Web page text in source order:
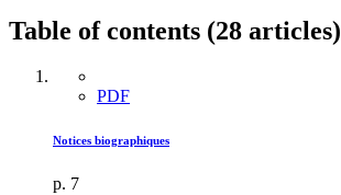
Table of contents (28 articles)
PDF
Notices biographiques
p. 7